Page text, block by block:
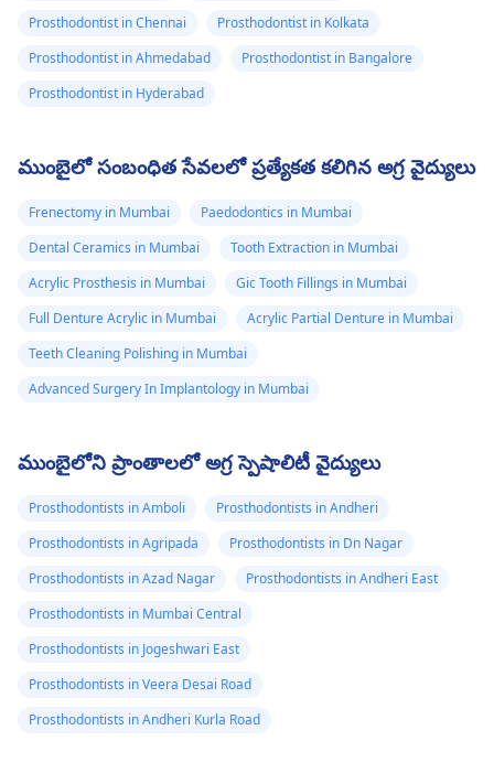
Prosthodontist in Chennai
Prosthodontist in Kolkata
Prosthodontist in Ahmedabad
Prosthodontist in Bangalore
Prosthodontist in Hyderabad
ముంబైలో సంబంధిత సేవలలో ప్రత్యేకత కలిగిన అగ్ర వైద్యులు
Frenectomy in Mumbai
Paedodontics in Mumbai
Dental Ceramics in Mumbai
Tooth Extraction in Mumbai
Acrylic Prosthesis in Mumbai
Gic Tooth Fillings in Mumbai
Full Denture Acrylic in Mumbai
Acrylic Partial Denture in Mumbai
Teeth Cleaning Polishing in Mumbai
Advanced Surgery In Implantology in Mumbai
ముంబైలోని ప్రాంతాలలో అగ్ర స్పెషాలిటీ వైద్యులు
Prosthodontists in Amboli
Prosthodontists in Andheri
Prosthodontists in Agripada
Prosthodontists in Dn Nagar
Prosthodontists in Azad Nagar
Prosthodontists in Andheri East
Prosthodontists in Mumbai Central
Prosthodontists in Jogeshwari East
Prosthodontists in Veera Desai Road
Prosthodontists in Andheri Kurla Road